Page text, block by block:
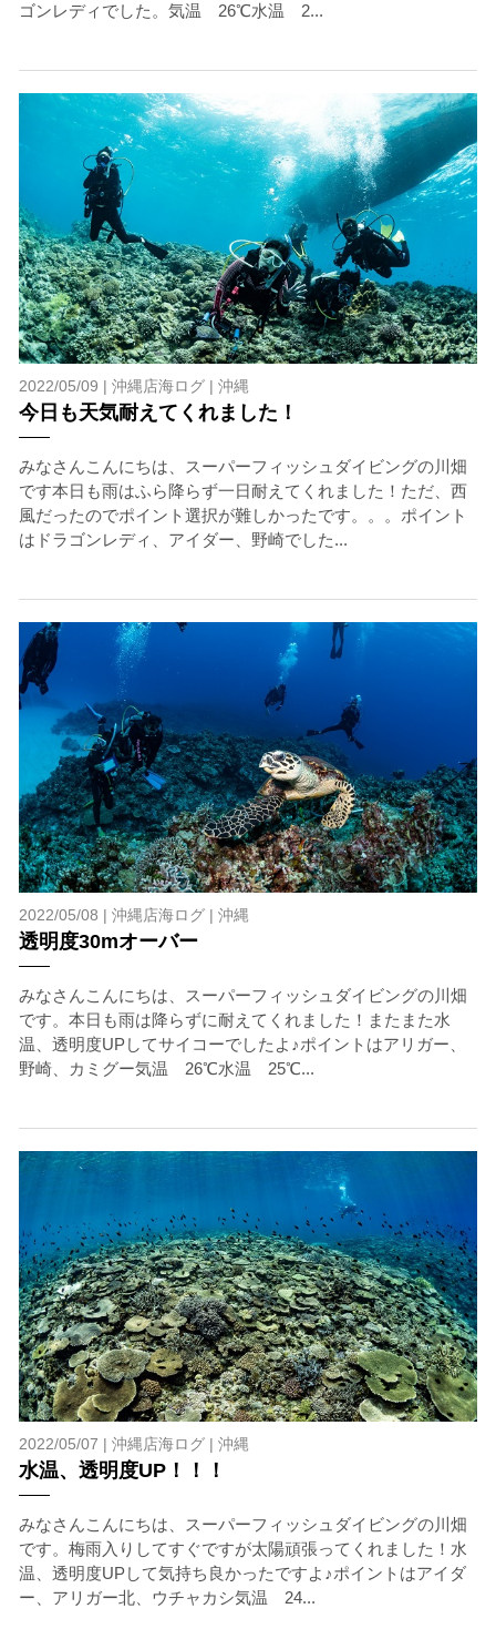
ゴンレディでした。気温 26℃水温 2...
2022/05/09 | 沖縄店海ログ| 沖縄
今日も天気耐えてくれました！
みなさんこんにちは、スーパーフィッシュダイビングの川畑
です本日も雨はふら降らず一日耐えてくれました！ただ、西
風だったのでポイント選択が難しかったです。。。ポイント
はドラゴンレディ、アイダー、野崎でした...
2022/05/08 | 沖縄店海ログ| 沖縄
透明度30mオーバー
みなさんこんにちは、スーパーフィッシュダイビングの川畑
です。本日も雨は降らずに耐えてくれました！またまた水
温、透明度UPしてサイコーでしたよ♪ポイントはアリガー、
野崎、カミグー気温 26℃水温 25℃...
2022/05/07 | 沖縄店海ログ| 沖縄
水温、透明度UP！！！
みなさんこんにちは、スーパーフィッシュダイビングの川畑
です。梅雨入りしてすぐですが太陽頑張ってくれました！水
温、透明度UPして気持ち良かったですよ♪ポイントはアイダ
ー、アリガー北、ウチャカシ気温 24...